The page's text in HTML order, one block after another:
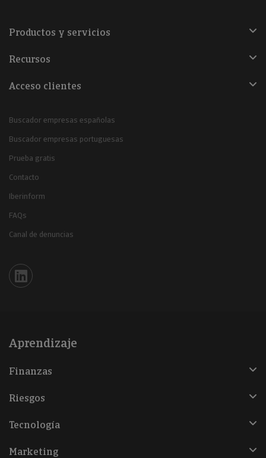
Productos y servicios
Recursos
Acceso clientes
Buscador empresas españolas
Buscador empresas portuguesas
Prueba gratis
Contacto
Iberinform
FAQs
Canal de denuncias
Iberinform en Linkedin
Aprendizaje
Finanzas
Riesgos
Tecnología
Marketing